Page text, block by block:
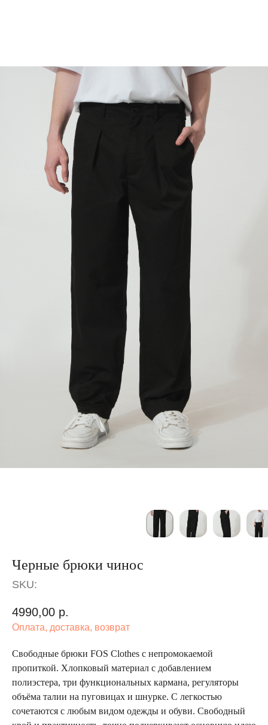
Черные брюки чинос
SKU:
4990,00 р.
Оплата, доставка, возврат
Свободные брюки FOS Clothes с непромокаемой
пропиткой. Хлопковый материал с добавлением
полиэстера, три функциональных кармана, регуляторы
объёма талии на пуговицах и шнурке. С легкостью
сочетаются с любым видом одежды и обуви. Свободный